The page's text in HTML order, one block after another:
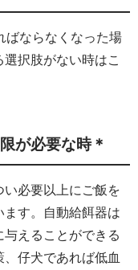
ばならなくなった場
択肢がない時はこ
が必要な時＊
必要以上にご飯を
す。自動給餌器は
えることができる
仔犬であれば低血